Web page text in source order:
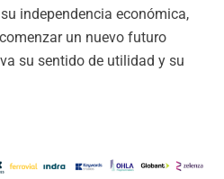
independencia económica,
un nuevo futuro
su sentido de utilidad y su